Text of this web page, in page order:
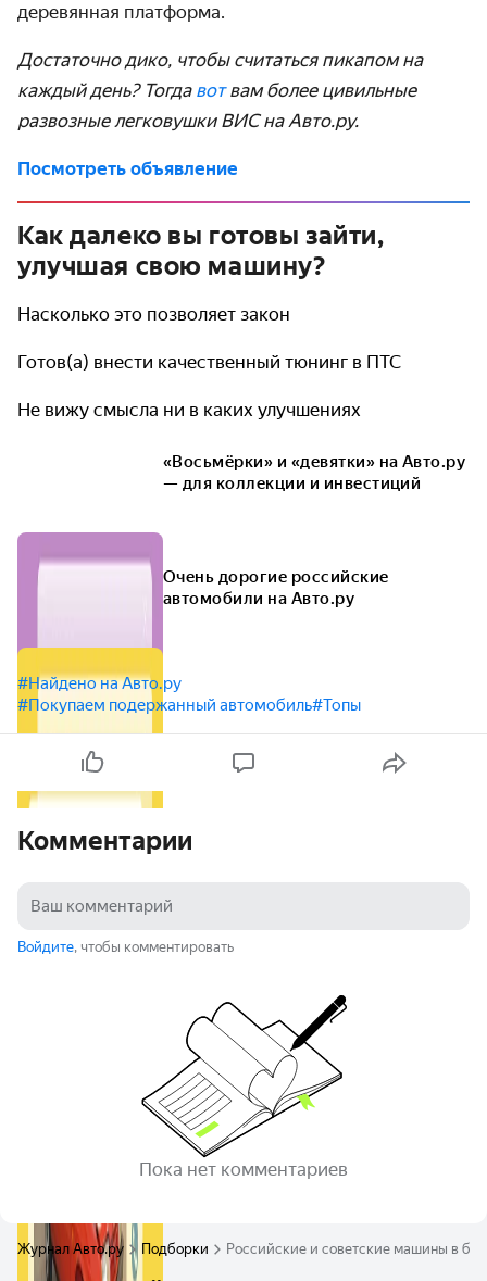
деревянная платформа.
Достаточно дико, чтобы считаться пикапом на
каждый день? Тогда вотвам более цивильные
развозные легковушки ВИС на Авто.ру.
Посмотреть объявление
Как далеко вы готовы зайти,
улучшая свою машину?
Насколько это позволяет закон
Готов(а) внести качественный тюнинг в ПТС
Не вижу смысла ни в каких улучшениях
«Восьмёрки» и «девятки» на Авто.ру
— для коллекции и инвестиций
Очень дорогие российские
автомобили на Авто.ру
#Найдено на Авто.ру
#Покупаем подержанный автомобиль#Топы
Комментарии
Войдите, чтобы комментировать
Пока нет комментариев
Журнал Авто.ру Подборки Российские и советские машины в